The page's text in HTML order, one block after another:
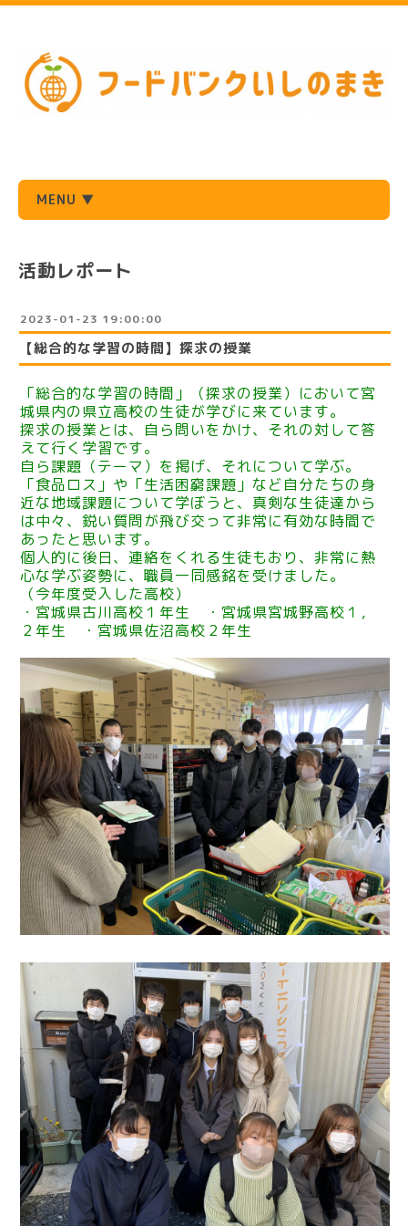
MENU ▼
活動レポート
2023-01-23 19:00:00
【総合的な学習の時間】探求の授業
「総合的な学習の時間」（探求の授業）において宮
城県内の県立高校の生徒が学びに来ています。
探求の授業とは、自ら問いをかけ、それの対して答
えて行く学習です。
自ら課題（テーマ）を掲げ、それについて学ぶ。
「食品ロス」や「生活困窮課題」など自分たちの身
近な地域課題について学ぼうと、真剣な生徒達から
は中々、鋭い質問が飛び交って非常に有効な時間で
あったと思います。
個人的に後日、連絡をくれる生徒もおり、非常に熱
心な学ぶ姿勢に、職員一同感銘を受けました。
（今年度受入した高校）
・宮城県古川高校１年生 ・宮城県宮城野高校１，
２年生 ・宮城県佐沼高校２年生